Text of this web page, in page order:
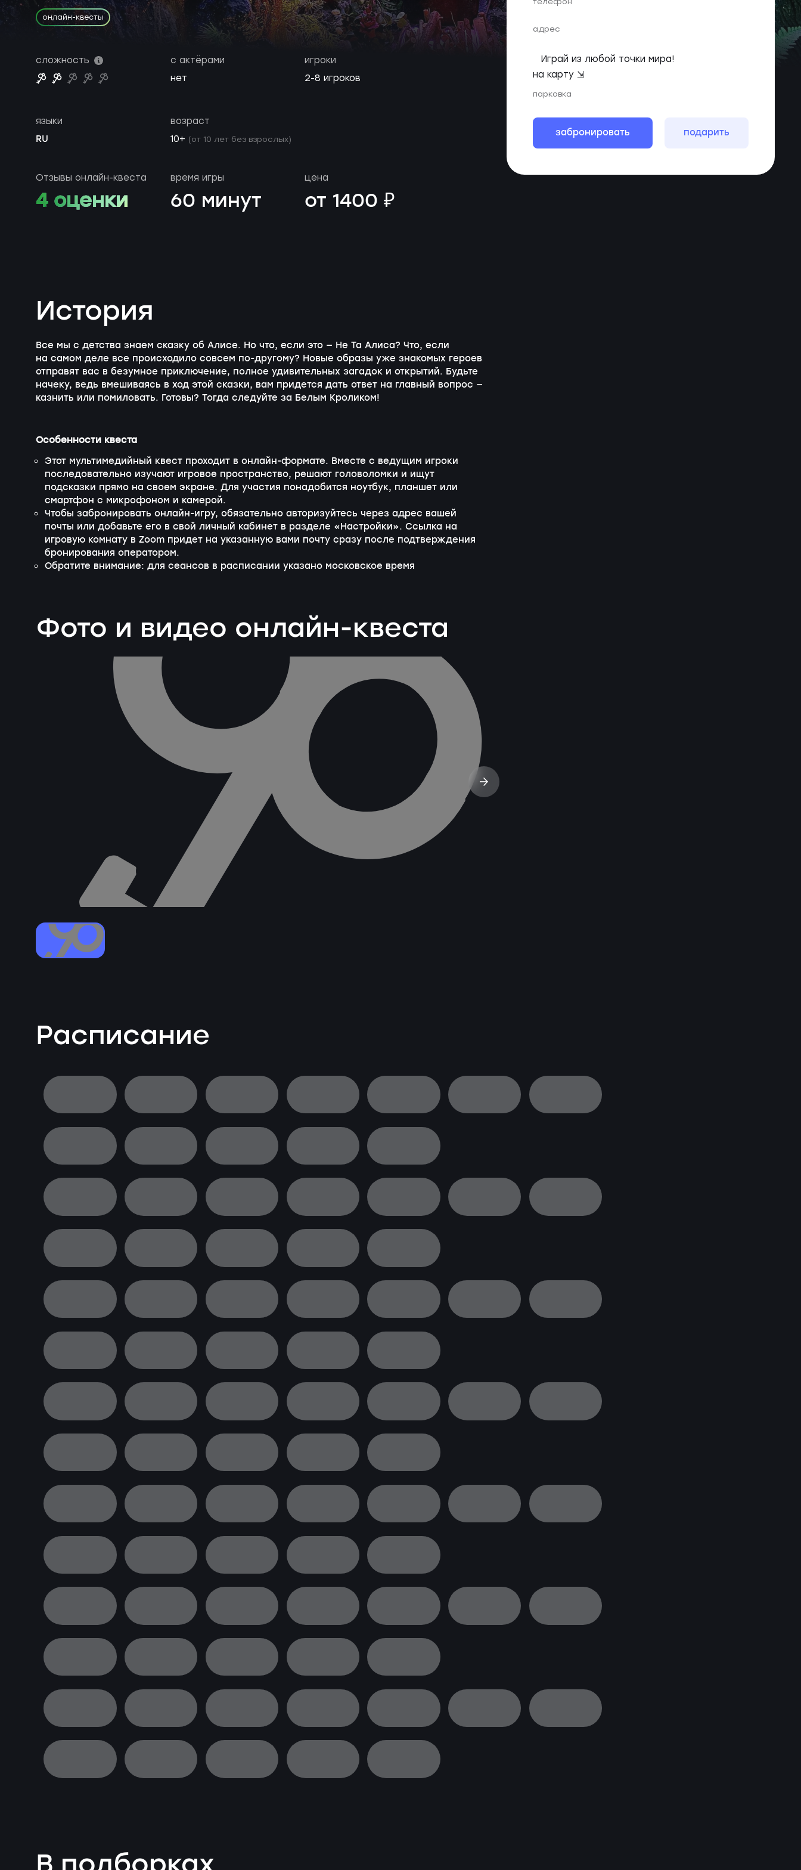
онлайн-квесты
адрес
Играй из любой точки мира!
на карту ⇲
парковка
забронировать подарить
сложность
с актёрами
нет
игроки
2-8 игроков
языки
RU
возраст
10+ (от 10 лет без взрослых)
Отзывы онлайн-квеста
4 оценки
время игры
60 минут
цена
от 1400 ₽
История
Все мы с детства знаем сказку об Алисе. Но что, если это — Не Та Алиса? Что, если
на самом деле все происходило совсем по-другому? Новые образы уже знакомых героев
отправят вас в безумное приключение, полное удивительных загадок и открытий. Будьте
начеку, ведь вмешиваясь в ход этой сказки, вам придется дать ответ на главный вопрос —
казнить или помиловать. Готовы? Тогда следуйте за Белым Кроликом!
Особенности квеста
Этот мультимедийный квест проходит в онлайн-формате. Вместе с ведущим игроки
последовательно изучают игровое пространство, решают головоломки и ищут
подсказки прямо на своем экране. Для участия понадобится ноутбук, планшет или
смартфон с микрофоном и камерой.
Чтобы забронировать онлайн-игру, обязательно авторизуйтесь через адрес вашей
почты или добавьте его в свой личный кабинет в разделе «Настройки». Ссылка на
игровую комнату в Zoom придет на указанную вами почту сразу после подтверждения
бронирования оператором.
Обратите внимание: для сеансов в расписании указано московское время
Фото и видео онлайн-квеста
Расписание